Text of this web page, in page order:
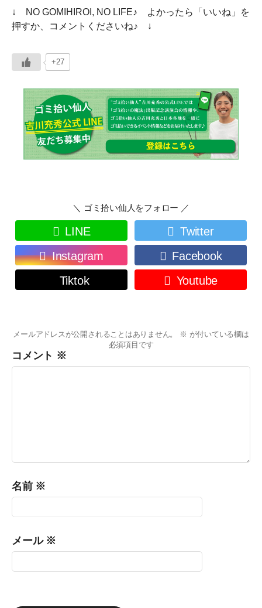
↓ NO GOMIHIROI, NO LIFE♪ よかったら「いいね」を
押すか、コメントくださいね♪ ↓
+27
＼ ゴミ拾い仙人をフォロー ／
LINE
Twitter
Instagram
Facebook
Tiktok
Youtube
メールアドレスが公開されることはありません。 ※ が付いている欄は
必須項目です
コメント ※
名前 ※
メール ※